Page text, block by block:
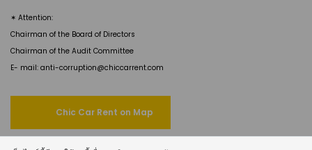
✶ Attention:
Chairman of the Board of Directors
Chairman of the Audit Committee
E- mail: anti-corruption@chiccarrent.com
Chic Car Rent on Map